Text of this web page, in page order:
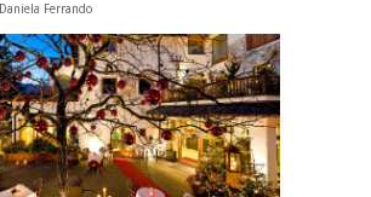
Daniela Ferrando